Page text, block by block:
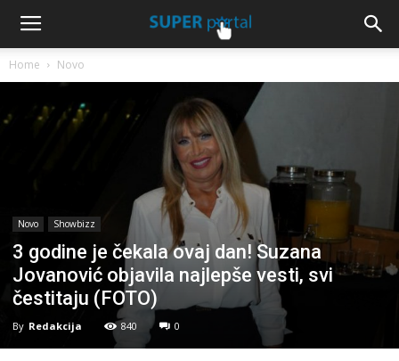
Home Novo
Novo Showbizz
3 godine je čekala ovaj dan! Suzana
Jovanović objavila najlepše vesti, svi
čestitaju (FOTO)
By Redakcija 840 0